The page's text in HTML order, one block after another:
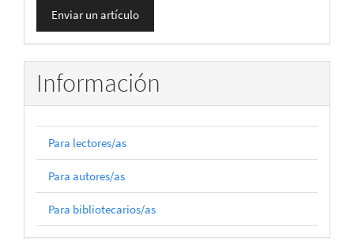
un
artículo
Enviar un artículo
Información
Para lectores/as
Para autores/as
Para bibliotecarios/as